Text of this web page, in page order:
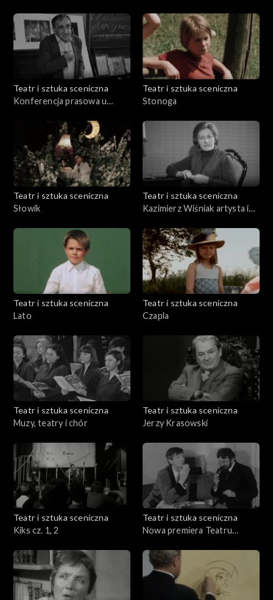
Teatr i sztuka sceniczna
Konferencja prasowa u
Teatr i sztuka sceniczna
Stonoga
Teatr i sztuka sceniczna
Słowik
Teatr i sztuka sceniczna
Kazimierz Wiśniak artysta i
Teatr i sztuka sceniczna
Lato
Teatr i sztuka sceniczna
Czapla
Teatr i sztuka sceniczna
Muzy, teatry i chór
Teatr i sztuka sceniczna
Jerzy Krasowski
Teatr i sztuka sceniczna
Kiks cz. 1, 2
Teatr i sztuka sceniczna
Nowa premiera Teatru